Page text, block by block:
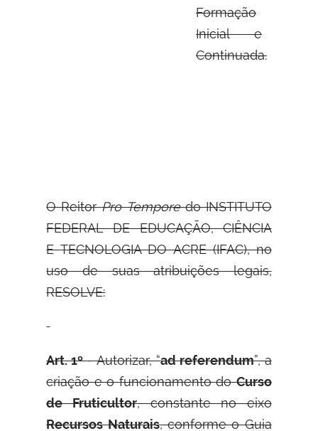
Formação
Inicial e
Continuada.
O ReitorPro Temporedo INSTITUTO
FEDERAL DE EDUCAÇÃO, CIÊNCIA
ETECNOLOGIA DO ACRE (IFAC), no
uso de suas atribuições legais,
RESOLVE:
Art. 1º- Autorizar, “ad referendum”, a
criação e o funcionamento doCurso
de Fruticultor, constante no eixo
Recursos Naturais, conforme o Guia